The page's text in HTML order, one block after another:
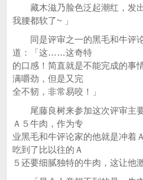
藏木滋乃脸色泛起潮红，发
我腰都软了~ 」
同是评审之一的黑毛和牛评论
道：「这……这奇特
的口感！简直就是不能完成的事
满嚼劲，但是又完
全不韧，非常易咬！」
尾藤良树来参加这次评审主
Ａ５牛肉，作为专
业黑毛和牛评论家的他就是冲着
吃到了比以往的Ａ
５还要细腻独特的牛肉，这让他